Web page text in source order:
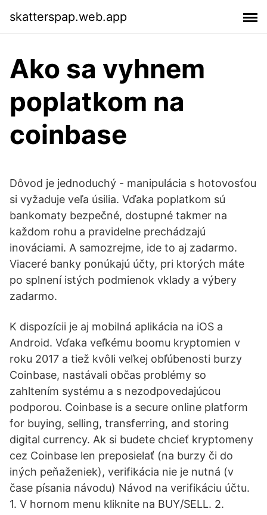
skatterspap.web.app
Ako sa vyhnem
poplatkom na
coinbase
Dôvod je jednoduchý - manipulácia s hotovosťou
si vyžaduje veľa úsilia. Vďaka poplatkom sú
bankomaty bezpečné, dostupné takmer na
každom rohu a pravidelne prechádzajú
inováciami. A samozrejme, ide to aj zadarmo.
Viaceré banky ponúkajú účty, pri ktorých máte
po splnení istých podmienok vklady a výbery
zadarmo.
K dispozícii je aj mobilná aplikácia na iOS a
Android. Vďaka veľkému boomu kryptomien v
roku 2017 a tiež kvôli veľkej obľúbenosti burzy
Coinbase, nastávali občas problémy so
zahltením systému a s nezodpovedajúcou
podporou. Coinbase is a secure online platform
for buying, selling, transferring, and storing
digital currency. Ak si budete chcieť kryptomeny
cez Coinbase len preposielať (na burzy či do
iných peňaženiek), verifikácia nie je nutná (v
čase písania návodu) Návod na verifikáciu účtu.
1. V hornom menu kliknite na BUY/SELL. 2.